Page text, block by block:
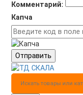
Комментарий:
Капча
Отправить